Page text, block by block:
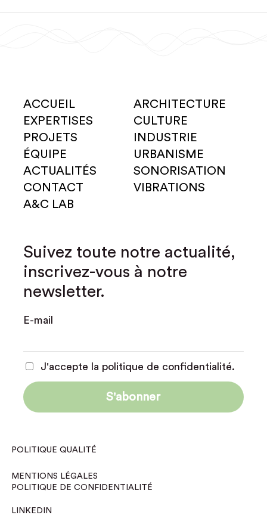
ACCUEIL
EXPERTISES
PROJETS
ÉQUIPE
ACTUALITÉS
CONTACT
A&C LAB
ARCHITECTURE
CULTURE
INDUSTRIE
URBANISME
SONORISATION
VIBRATIONS
Suivez toute notre actualité,
inscrivez-vous à notre
newsletter.
E-mail
J'accepte la politique de confidentialité.
POLITIQUE QUALITÉ
MENTIONS LÉGALES
POLITIQUE DE CONFIDENTIALITÉ
LINKEDIN